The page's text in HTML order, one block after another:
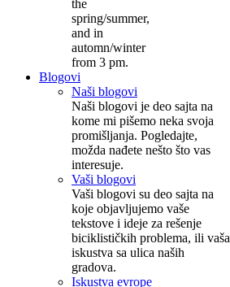
the
spring/summer,
and in
automn/winter
from 3 pm.
Blogovi
Naši blogovi
Naši blogovi je deo sajta na
kome mi pišemo neka svoja
promišljanja. Pogledajte,
možda nađete nešto što vas
interesuje.
Vaši blogovi
Vaši blogovi su deo sajta na
koje objavljujemo vaše
tekstove i ideje za rešenje
biciklističkih problema, ili vaša
iskustva sa ulica naših
gradova.
Iskustva evrope